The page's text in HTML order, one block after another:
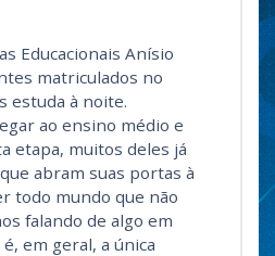
Educacionais Anísio
matriculados no
estuda à noite.
ao ensino médio e
etapa, muitos deles já
abram suas portas à
todo mundo que não
falando de algo em
em geral, a única